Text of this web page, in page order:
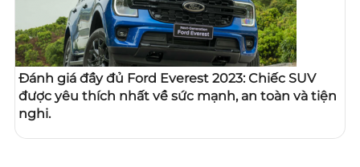
Đánh giá đầy đủ Ford Everest 2023: Chiếc SUV
được yêu thích nhất về sức mạnh, an toàn và tiện
nghi.